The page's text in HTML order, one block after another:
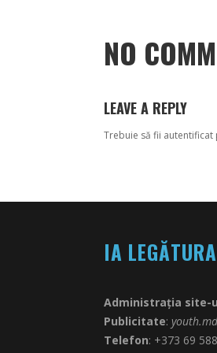
NO
LEAVE A REPLY
Trebuie să fii autentificat
IA
Administrația site-
Publicitate:
Telefon: +373 69